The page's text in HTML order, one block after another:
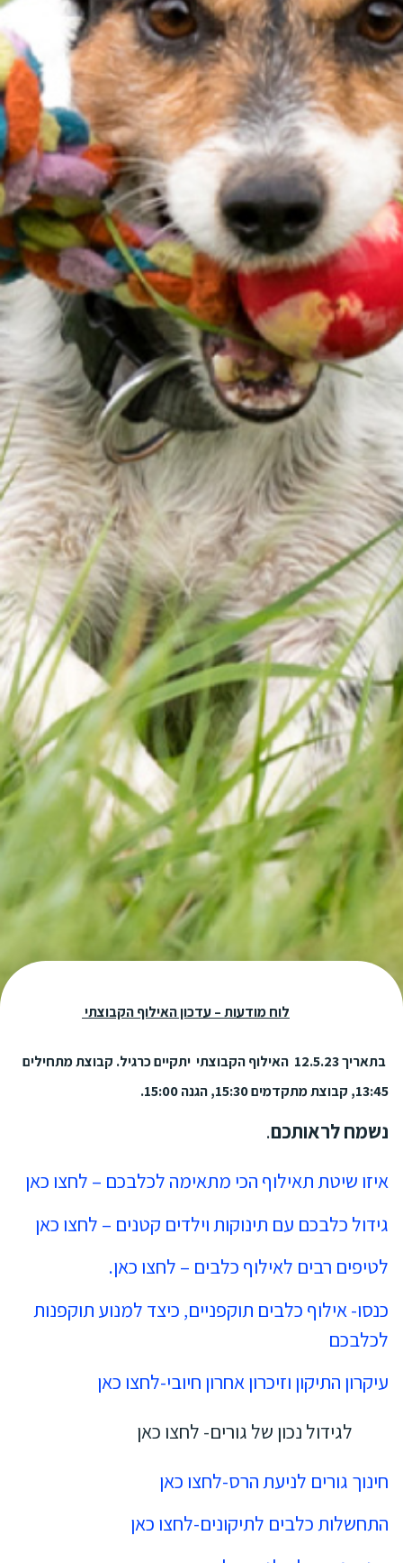
לוחמודעות – עדכון האילוף הקבוצתי
בתאריך 12.5.23
האילוף הקבוצתי יתקיים כרגיל. קבוצת מתחילים
13:45, קבוצת מתקדמים 15:30, הגנה 15:00.
נשמח לראותכם.
איזו שיטת תאילוף הכי מתאימה לכלבכם – לחצו כאן
גידול כלבכם עם תינוקות וילדים קטנים – לחצו כאן
לטיפים רבים לאילוף כלבים – לחצו כאן.
כנסו- אילוף כלבים תוקפניים, כיצד למנוע תוקפנות
לכלבכם
עיקרון התיקון וזיכרון אחרון חיובי-לחצו כאן
לגידול נכון של גורים- לחצו כאן
חינוך גורים לניעת הרס-לחצו כאן
התחשלות כלבים לתיקונים-לחצו כאן